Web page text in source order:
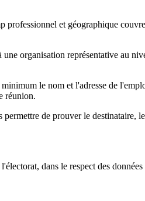
professionnel et géographique
organisation représentative au
le nom et l'adresse de
réunion.
de prouver le destinataire,
dans le respect des